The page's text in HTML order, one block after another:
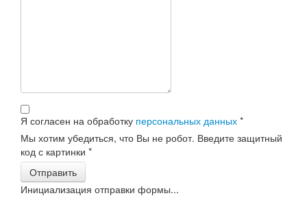
Я согласен на обработку персональных данных *
Мы хотим убедиться, что Вы не робот. Введите защитный
код с картинки *
Отправить
Инициализация отправки формы...